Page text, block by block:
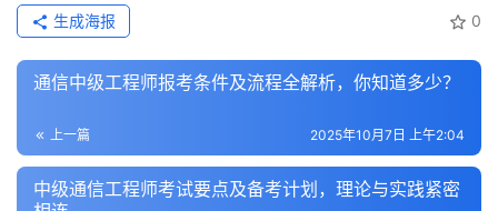
0
生成海报
通信中级工程师报考条件及流程全解析，你知道多少？
上一篇 2025年10月7日 上午2:04
中级通信工程师考试要点及备考计划，理论与实践紧密